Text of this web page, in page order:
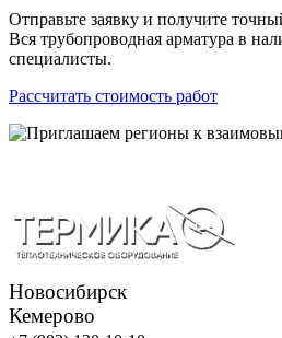
Отправьте заявку и получите
Вся трубопроводная арматура в
специалисты.
Рассчитать стоимость работ
Новосибирск
Кемерово